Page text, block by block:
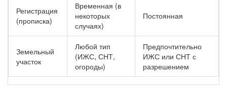
Регистрация
(прописка)
Временная (в
некоторых
случаях)
Постоянная
Земельный
участок
Любой тип
(ИЖС, СНТ,
огороды)
Предпочтительно
ИЖС или СНТ с
разрешением